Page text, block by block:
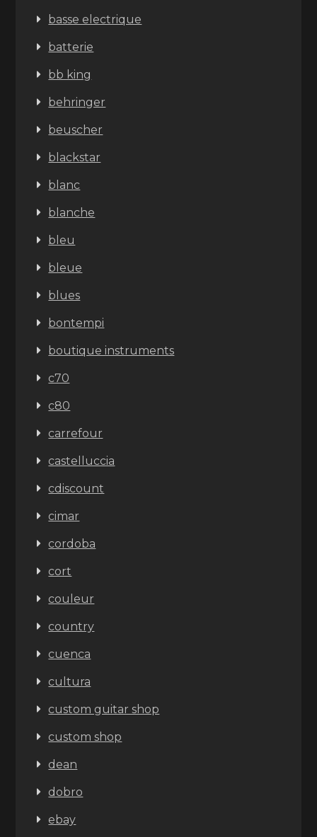
basse electrique
batterie
bb king
behringer
beuscher
blackstar
blanc
blanche
bleu
bleue
blues
bontempi
boutique instruments
c70
c80
carrefour
castelluccia
cdiscount
cimar
cordoba
cort
couleur
country
cuenca
cultura
custom guitar shop
custom shop
dean
dobro
ebay